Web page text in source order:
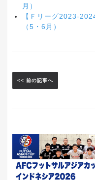
月）
【Ｆリーグ2023-
（5・6月）
<< 前の記事へ